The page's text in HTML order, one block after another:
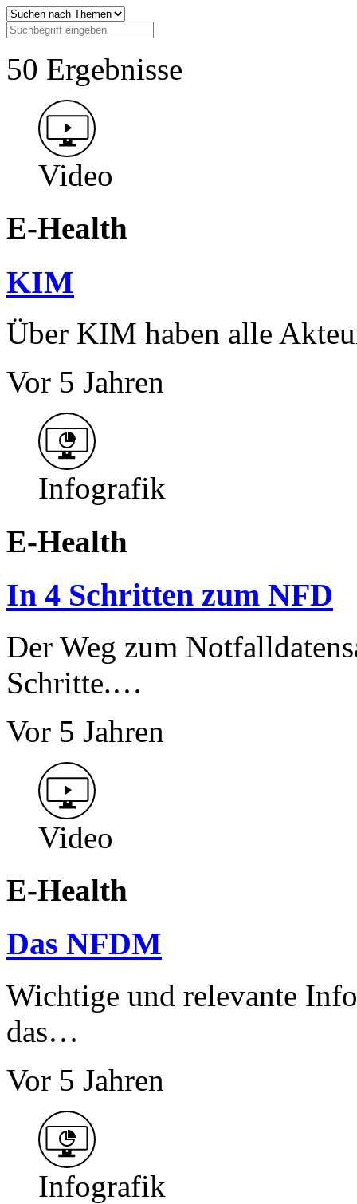
50 Ergebnisse
Video
E-Health
KIM
Über KIM haben alle
Vor 5 Jahren
Infografik
E-Health
In 4 Schritten zum NFD
Der Weg zum
Schritte.…
Vor 5 Jahren
Video
E-Health
Das NFDM
Wichtige und relevante
das…
Vor 5 Jahren
Infografik